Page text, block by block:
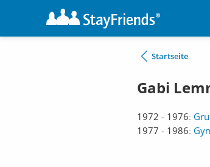
Startseite
Gabi
1972 - 1976:
1977 - 1986: